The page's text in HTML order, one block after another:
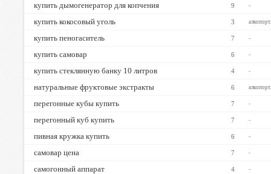
купить дымогенератор для копчения 9 -
купить кокосовый уголь 3
купить пеногаситель 7 -
купить самовар 6 -
купить стеклянную банку 10 литров 4 -
натуральные фруктовые экстракты 6
перегонные кубы купить 7 -
перегонный куб купить 7 -
пивная кружка купить 6 -
самовар цена 7 -
самогонный аппарат 4 -